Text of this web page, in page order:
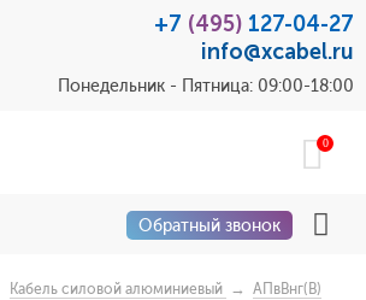
+7 (495) 127-04-27
info@xcabel.ru
Понедельник - Пятница: 09:00-18:00
0
Обратный звонок
Кабель силовой алюминиевый → АПвВнг(B)